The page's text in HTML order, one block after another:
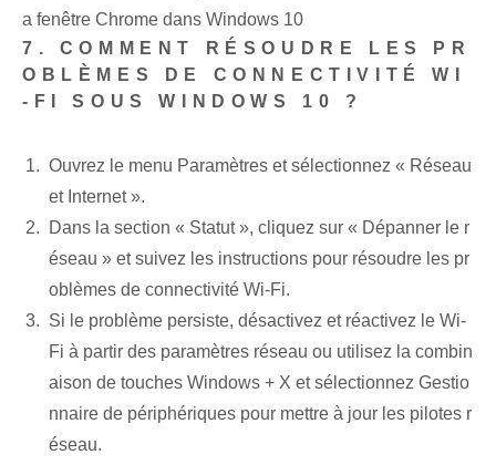
a fenêtre Chrome dans Windows 10
7. COMMENT RÉSOUDRE LES PR
OBLÈMES DE CONNECTIVITÉ WI
-FI SOUS WINDOWS 10 ?
Ouvrez le menu ⁢Paramètres ⁣et sélectionnez « Réseau
et Internet ».
Dans la section « Statut », cliquez sur « Dépanner le r
éseau » et suivez les instructions pour résoudre les pr
oblèmes de connectivité Wi-Fi.
Si le problème persiste, désactivez et réactivez le Wi-
Fi à partir des paramètres réseau ou utilisez la combin
aison de touches Windows + X et sélectionnez Gestio
nnaire de périphériques pour mettre à jour les pilotes r
éseau.